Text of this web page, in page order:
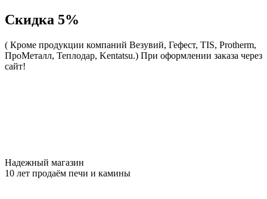
Скидка 5%
( Кроме продукции компаний Везувий, Гефест, TIS, Protherm,
ПроМеталл, Теплодар, Kentatsu.) При оформлении заказа через
сайт!
Надежный магазин
10 лет продаём печи и камины